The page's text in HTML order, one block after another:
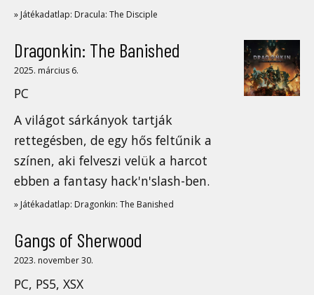
» Játékadatlap: Dracula: The Disciple
Dragonkin: The Banished
2025. március 6.
PC
A világot sárkányok tartják
rettegésben, de egy hős feltűnik a
színen, aki felveszi velük a harcot
ebben a fantasy hack'n'slash-ben.
» Játékadatlap: Dragonkin: The Banished
Gangs of Sherwood
2023. november 30.
PC, PS5, XSX